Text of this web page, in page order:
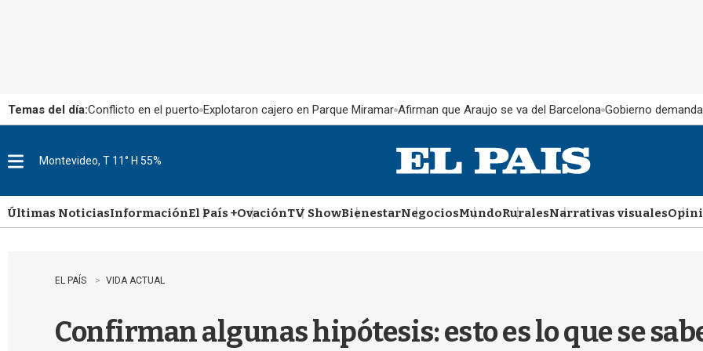
Temas del día:Conflicto en el puerto Explotaron cajero en Parque Miramar Afirman que Araujo se va del Barcelona Gobierno
u
Montevideo, T 11° H 55%
Últimas NoticiasInformaciónEl País +OvaciónTV ShowBienestarNegociosMundoRuralesNarrativas visuales
EL PAÍS VIDA ACTUAL
Confirman algunas hipótesis: esto es lo que se